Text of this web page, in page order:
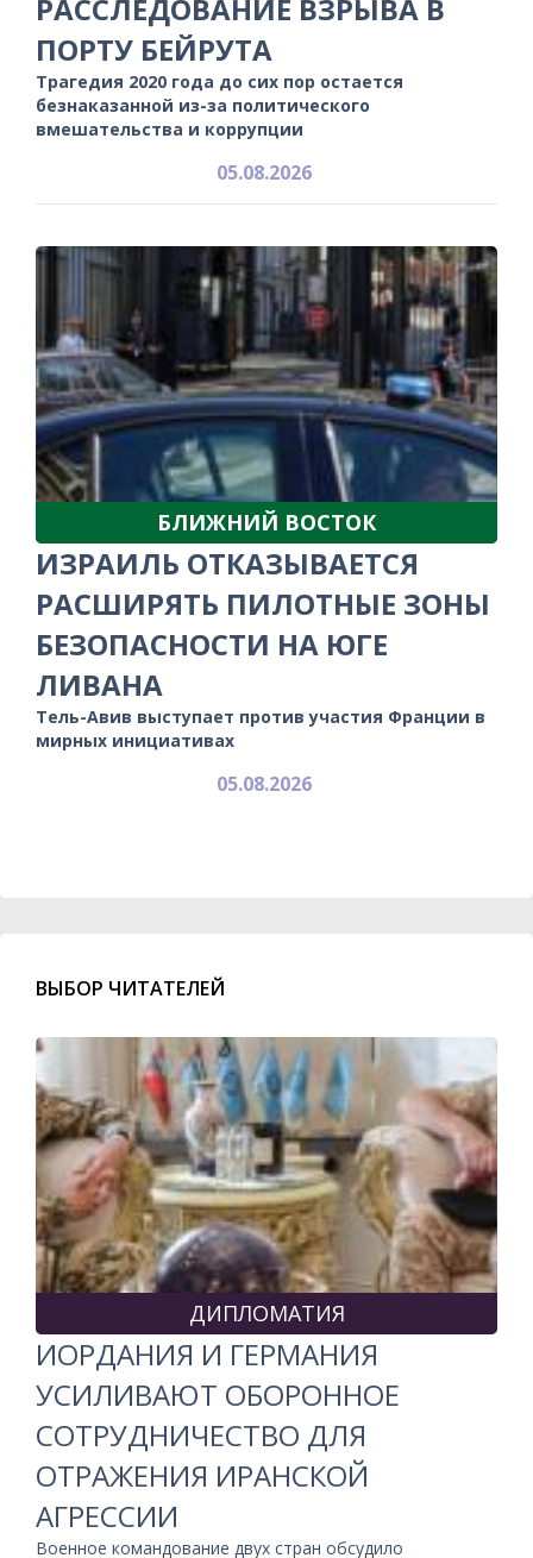
РАССЛЕДОВАНИЕ ВЗРЫВА В
ПОРТУ БЕЙРУТА
Трагедия 2020 года до сих пор остается
безнаказанной из-за политического
вмешательства и коррупции
05.08.2026
БЛИЖНИЙ ВОСТОК
ИЗРАИЛЬ ОТКАЗЫВАЕТСЯ
РАСШИРЯТЬ ПИЛОТНЫЕ ЗОНЫ
БЕЗОПАСНОСТИ НА ЮГЕ
ЛИВАНА
Тель-Авив выступает против участия Франции в
мирных инициативах
05.08.2026
ВЫБОР ЧИТАТЕЛЕЙ
ДИПЛОМАТИЯ
ИОРДАНИЯ И ГЕРМАНИЯ
УСИЛИВАЮТ ОБОРОННОЕ
СОТРУДНИЧЕСТВО ДЛЯ
ОТРАЖЕНИЯ ИРАНСКОЙ
АГРЕССИИ
Военное командование двух стран обсудило